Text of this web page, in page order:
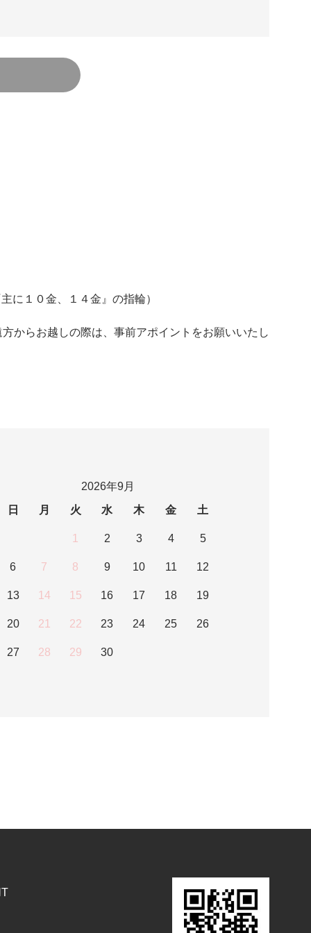
に１０金、１４金』の指輪）
らお越しの際は、事前アポイントをお願いいたし
2026年9月
日
月 火 水 木 金 土
1 2 3 4 5
6 7 8 9 10 11 12
13 14 15 16 17 18 19
20 21 22 23 24 25 26
27 28 29 30